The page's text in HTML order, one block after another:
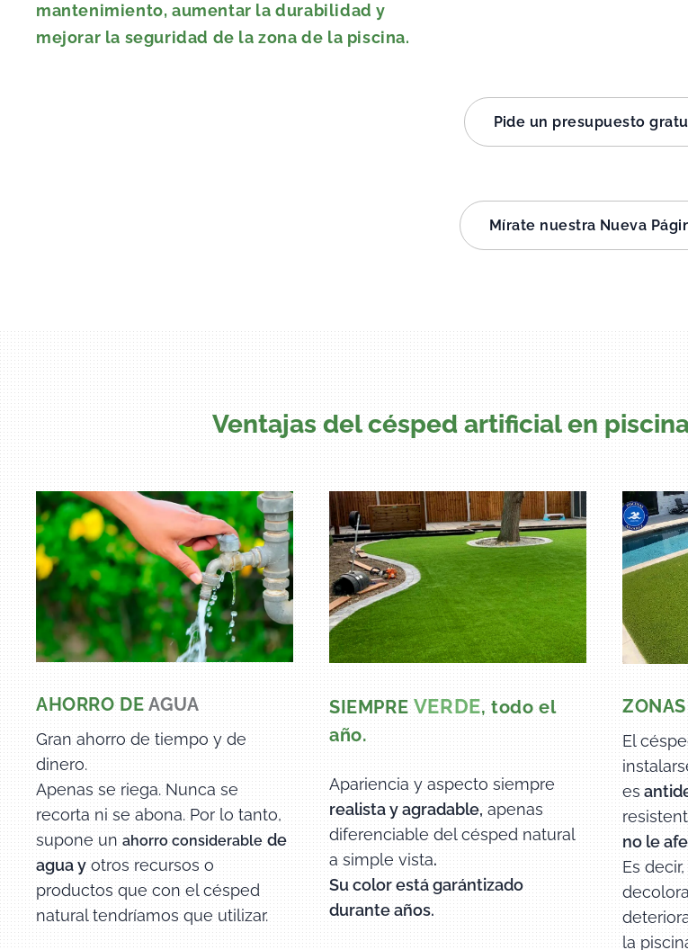
mantenimiento, aumentar la durabilidad y
mejorar la seguridad de la zona de la piscina.
Pide un presupuesto
Mírate nuestra Nueva
Ventajas del césped artificial en
AHORRO DEAGUA
Gran ahorro de tiempo y de
dinero.
Apenas se riega. Nunca se
recorta ni se abona. Por lo tanto,
supone unahorro considerable de
agua yotros recursos o
productos que con el césped
natural tendríamos que utilizar.
SIEMPREVERDE, todo el
año.
Apariencia y aspecto siempre
realista y agradable,apenas
diferenciable del césped natural
a simple vista.
Su color está garántizado
durante años.
El
es
no le
Es
la